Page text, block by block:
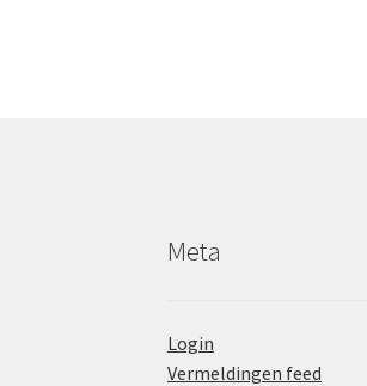
Meta
Login
Vermeldingen feed